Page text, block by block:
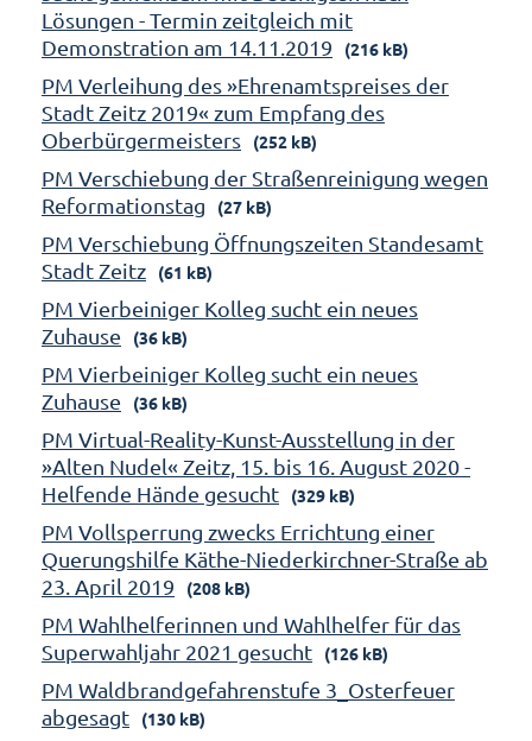
Lösungen - Termin zeitgleich mit
Demonstration am 14.11.2019
(216 kB)
PM Verleihung des »Ehrenamtspreises der
Stadt Zeitz 2019« zum Empfang des
Oberbürgermeisters
(252 kB)
PM Verschiebung der Straßenreinigung wegen
Reformationstag
(27 kB)
PM Verschiebung Öffnungszeiten Standesamt
Stadt Zeitz
(61 kB)
PM Vierbeiniger Kolleg sucht ein neues
Zuhause
(36 kB)
PM Vierbeiniger Kolleg sucht ein neues
Zuhause
(36 kB)
PM Virtual-Reality-Kunst-Ausstellung in der
»Alten Nudel« Zeitz, 15. bis 16. August 2020 -
Helfende Hände gesucht
(329 kB)
PM Vollsperrung zwecks Errichtung einer
Querungshilfe Käthe-Niederkirchner-Straße ab
23. April 2019
(208 kB)
PM Wahlhelferinnen und Wahlhelfer für das
Superwahljahr 2021 gesucht
(126 kB)
PM Waldbrandgefahrenstufe 3_Osterfeuer
abgesagt
(130 kB)